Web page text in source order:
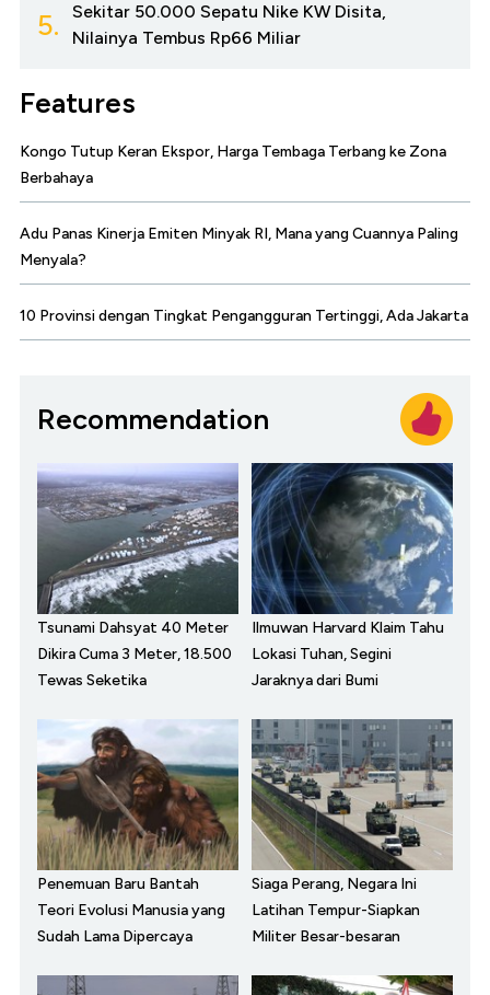
5.
Sekitar 50.000 Sepatu Nike KW Disita,
Nilainya Tembus Rp66 Miliar
Features
Kongo Tutup Keran Ekspor, Harga Tembaga Terbang ke Zona
Berbahaya
Adu Panas Kinerja Emiten Minyak RI, Mana yang Cuannya Paling
Menyala?
10 Provinsi dengan Tingkat Pengangguran Tertinggi, Ada Jakarta
Recommendation
Tsunami Dahsyat 40 Meter
Dikira Cuma 3 Meter, 18.500
Tewas Seketika
Ilmuwan Harvard Klaim Tahu
Lokasi Tuhan, Segini
Jaraknya dari Bumi
Penemuan Baru Bantah
Teori Evolusi Manusia yang
Sudah Lama Dipercaya
Siaga Perang, Negara Ini
Latihan Tempur-Siapkan
Militer Besar-besaran